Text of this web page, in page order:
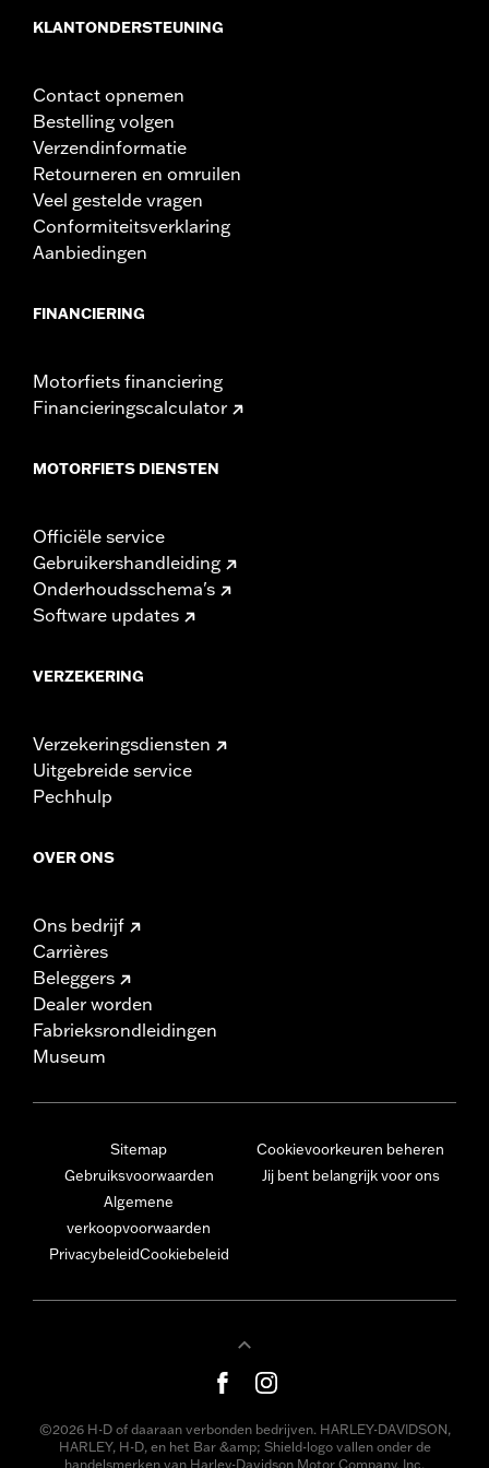
KLANTONDERSTEUNING
Contact opnemen
Bestelling volgen
Verzendinformatie
Retourneren en omruilen
Veel gestelde vragen
Conformiteitsverklaring
Aanbiedingen
FINANCIERING
Motorfiets financiering
Financieringscalculator
MOTORFIETS DIENSTEN
Officiële service
Gebruikershandleiding
Onderhoudsschema's
Software updates
VERZEKERING
Verzekeringsdiensten
Uitgebreide service
Pechhulp
OVER ONS
Ons bedrijf
Carrières
Beleggers
Dealer worden
Fabrieksrondleidingen
Museum
Sitemap
Gebruiksvoorwaarden
Algemene
verkoopvoorwaarden
PrivacybeleidCookiebeleid
Cookievoorkeuren beheren
Jij bent belangrijk voor ons
©2026 H-D of daaraan verbonden bedrijven. HARLEY-DAVIDSON,
HARLEY, H-D, en het Bar &amp; Shield-logo vallen onder de
handelsmerken van Harley-Davidson Motor Company, Inc.